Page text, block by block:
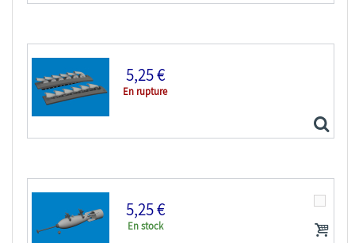
Eduard kit d'amelioration avion brassin Print...
5,25 €
En rupture
Eduard kit d'amelioration avion brassin Print...
5,25 €
En stock